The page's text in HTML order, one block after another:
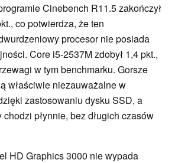
Cinebench R11.5 zakończył
co potwierdza, że ten
procesor nie posiada
Core i5-2537M zdobył 1,4 pkt.,
w tym benchmarku. Gorsze
właściwie niezauważalne w
zastosowaniu dysku SSD, a
płynnie, bez długich czasów
HD Graphics 3000 nie wypada